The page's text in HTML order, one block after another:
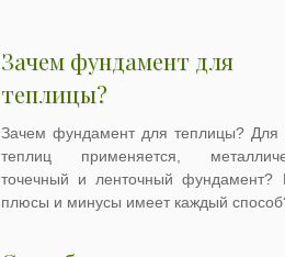
Зачем фундамент для
теплицы?
Зачем фундамент для теплицы? Для
теплиц применяется,
точечный и ленточный фундамент?
плюсы и минусы имеет каждый